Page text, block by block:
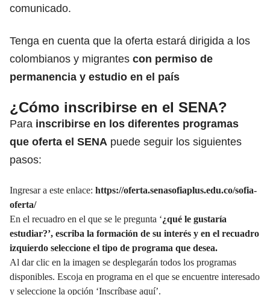
comunicado.
Tenga en cuenta que la oferta estará dirigida a los
colombianos y migrantes con permiso de
permanencia y estudio en el país
¿Cómo inscribirse en el SENA?
Para inscribirse en los diferentes programas
que oferta el SENA puede seguir los siguientes
pasos:
Ingresar a este enlace: https://oferta.senasofiaplus.edu.co/sofia-
oferta/
En el recuadro en el que se le pregunta ‘¿qué le gustaría
estudiar?’, escriba la formación de su interés y en el recuadro
izquierdo seleccione el tipo de programa que desea.
Al dar clic en la imagen se desplegarán todos los programas
disponibles. Escoja en programa en el que se encuentre interesado
y seleccione la opción ‘Inscríbase aquí’.